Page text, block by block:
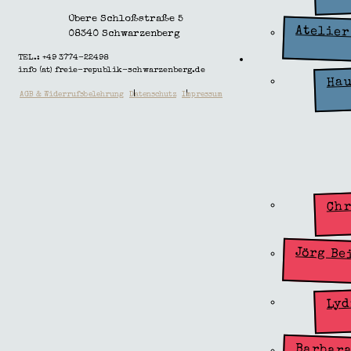
Atelier
Zone
Jörg
Obere Schloßstraße 5
08340 Schwarzenberg
TEL.: +49 3774-22498
info (at) freie-republik-schwarzenberg.de
AGB & Widerrufsbelehrung |
Datenschutz |
Impressum